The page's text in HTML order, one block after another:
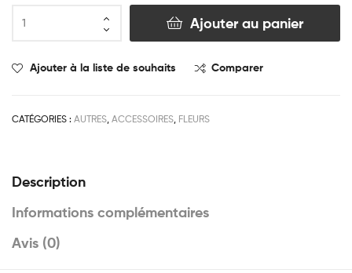
Ajouter au panier
Ajouter à la liste de souhaits Comparer
CATÉGORIES : AUTRES, ACCESSOIRES, FLEURS
Description
Informations complémentaires
Avis (0)